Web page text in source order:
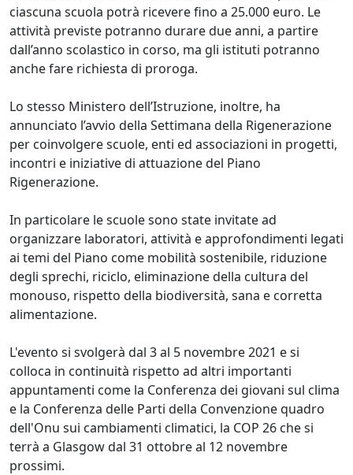
ciascuna scuola potrà ricevere fino a 25.000 euro. Le
attività previste potranno durare due anni, a partire
dall’anno scolastico in corso, ma gli istituti potranno
anche fare richiesta di proroga.
Lo stesso Ministero dell’Istruzione, inoltre, ha
annunciato l’avvio della Settimana della Rigenerazione
per coinvolgere scuole, enti ed associazioni in progetti,
incontri e iniziative di attuazione del Piano
Rigenerazione.
In particolare le scuole sono state invitate ad
organizzare laboratori, attività e approfondimenti legati
ai temi del Piano come mobilità sostenibile, riduzione
degli sprechi, riciclo, eliminazione della cultura del
monouso, rispetto della biodiversità, sana e corretta
alimentazione.
L'evento si svolgerà dal 3 al 5 novembre 2021 e si
colloca in continuità rispetto ad altri importanti
appuntamenti come la Conferenza dei giovani sul clima
e la Conferenza delle Parti della Convenzione quadro
dell'Onu sui cambiamenti climatici, la COP 26 che si
terrà a Glasgow dal 31 ottobre al 12 novembre
prossimi.